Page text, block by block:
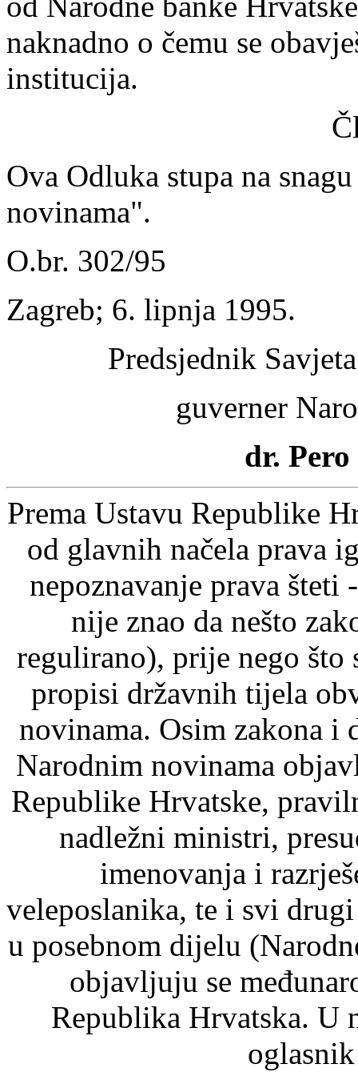
naknadno o čemu se
institucija.
Ova Odluka stupa na
novinama".
O.br. 302/95
Zagreb; 6. lipnja 1995.
Predsjednik
guverner
dr.
Prema Ustavu Republike
od glavnih načela prava
nepoznavanje prava šteti
nije znao da nešto
regulirano), prije nego što
propisi državnih tijela
novinama. Osim zakona i
Narodnim novinama
Republike Hrvatske,
nadležni ministri,
imenovanja i
veleposlanika, te i svi
u posebnom dijelu
objavljuju se
Republika Hrvatska. U